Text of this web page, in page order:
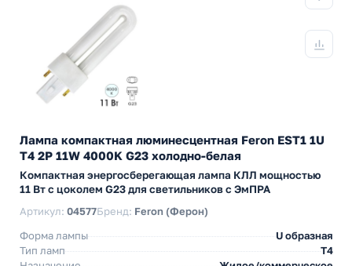
Лампа компактная люминесцентная Feron EST1 1U
T4 2P 11W 4000K G23 холодно-белая
Компактная энергосберегающая лампа КЛЛ мощностью
11 Вт с цоколем G23 для светильников с ЭмПРА
Артикул: 04577Бренд: Feron (Ферон)
Форма лампы
U образная
Тип ламп
T4